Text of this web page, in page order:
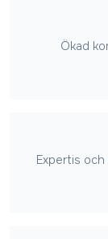
Ökad
Expertis